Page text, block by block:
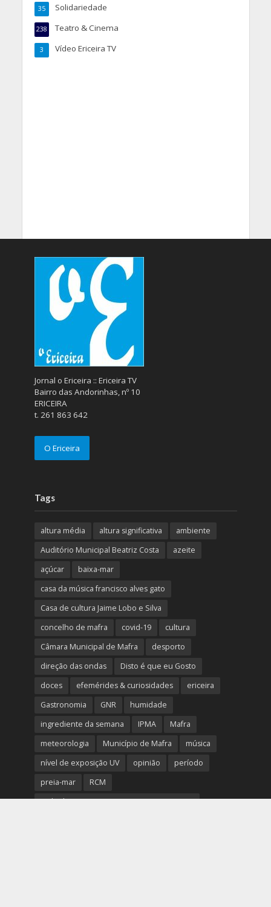
Solidariedade
35
Teatro & Cinema
238
Vídeo Ericeira TV
3
Jornal o Ericeira :: Ericeira TV
Bairro das Andorinhas, nº 10
ERICEIRA
t. 261 863 642
O Ericeira
Tags
altura média altura significativa
ambiente
Auditório Municipal Beatriz Costa
azeite
açúcar
baixa-mar
casa da música francisco alves gato
Casa de cultura Jaime Lobo e Silva
concelho de mafra
covid-19
cultura
Câmara Municipal de Mafra
desporto
direção das ondas
Disto é que eu Gosto
doces
efemérides & curiosidades
ericeira
Gastronomia
GNR
humidade
ingrediente da semana
IPMA
Mafra
meteorologia
Município de Mafra
música
nível de exposição UV
opinião
período
preia-mar
RCM
rede de teatros e cineteatros portugueses